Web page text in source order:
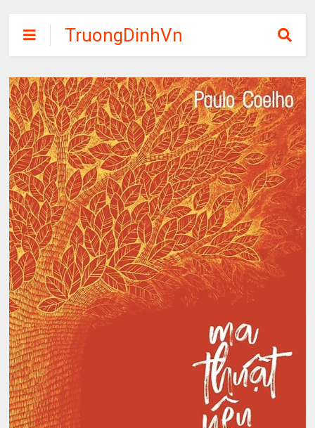
TruongDinhVn
Chia sẽ ebook,
các khóa học,
phần mềm học
tập miễn phí